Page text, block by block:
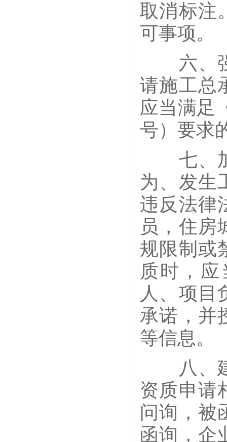
取消标注
可事项。
六、强
请施工总
应当满足
号）要求
七、加
为、发生
违反法律
员，住房
规限制或
质时，
人、项目
承诺，并
等信息。
八、建
资质申请
问询，被
函询，企